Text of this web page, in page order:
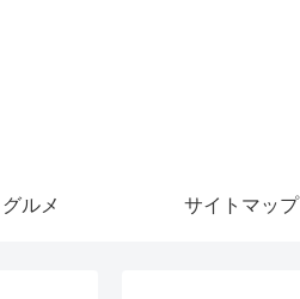
グルメ サイトマップ